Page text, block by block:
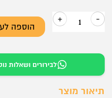
-
כמות
שולחנות
קפה
+
הוספה
לבירורים ושאלות
תיאור מוצר